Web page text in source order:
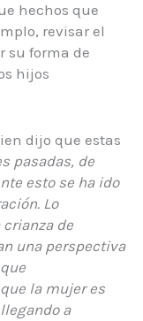
hechos que
revisar el
su forma de
hijos
dijo que estas
pasadas, de
esto se ha ido
Lo
de
una perspectiva
la mujer es
a